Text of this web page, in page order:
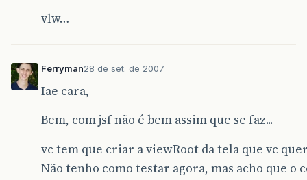
vlw…
Ferryman28 de set. de 2007
Iae cara,
Bem, com jsf não é bem assim que se faz...
vc tem que criar a viewRoot da tela que vc
Não tenho como testar agora, mas acho que o